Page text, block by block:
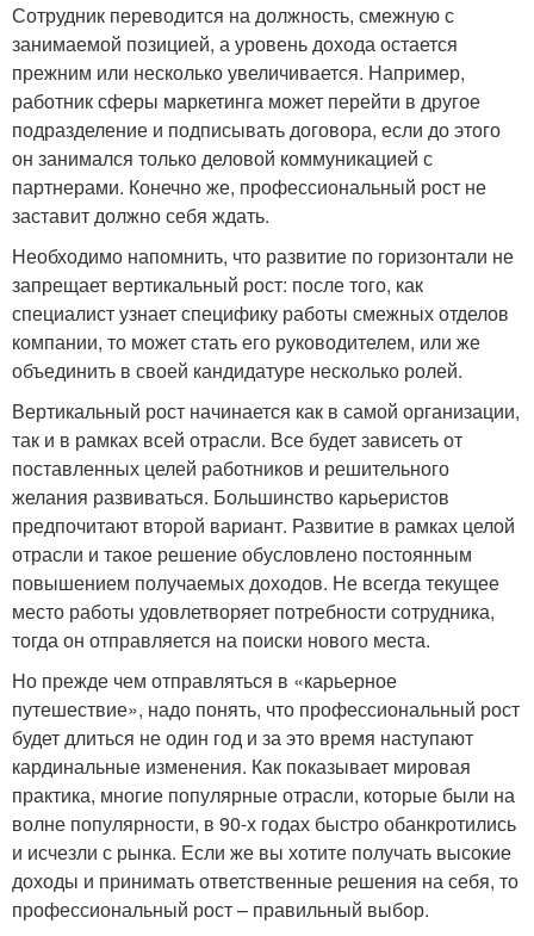
Сотрудник переводится на должность, смежную с
занимаемой позицией, а уровень дохода остается
прежним или несколько увеличивается. Например,
работник сферы маркетинга может перейти в другое
подразделение и подписывать договора, если до этого
он занимался только деловой коммуникацией с
партнерами. Конечно же, профессиональный рост не
заставит должно себя ждать.
Необходимо напомнить, что развитие по горизонтали не
запрещает вертикальный рост: после того, как
специалист узнает специфику работы смежных отделов
компании, то может стать его руководителем, или же
объединить в своей кандидатуре несколько ролей.
Вертикальный рост начинается как в самой организации,
так и в рамках всей отрасли. Все будет зависеть от
поставленных целей работников и решительного
желания развиваться. Большинство карьеристов
предпочитают второй вариант. Развитие в рамках целой
отрасли и такое решение обусловлено постоянным
повышением получаемых доходов. Не всегда текущее
место работы удовлетворяет потребности сотрудника,
тогда он отправляется на поиски нового места.
Но прежде чем отправляться в «карьерное
путешествие», надо понять, что профессиональный рост
будет длиться не один год и за это время наступают
кардинальные изменения. Как показывает мировая
практика, многие популярные отрасли, которые были на
волне популярности, в 90-х годах быстро обанкротились
и исчезли с рынка. Если же вы хотите получать высокие
доходы и принимать ответственные решения на себя, то
профессиональный рост – правильный выбор.